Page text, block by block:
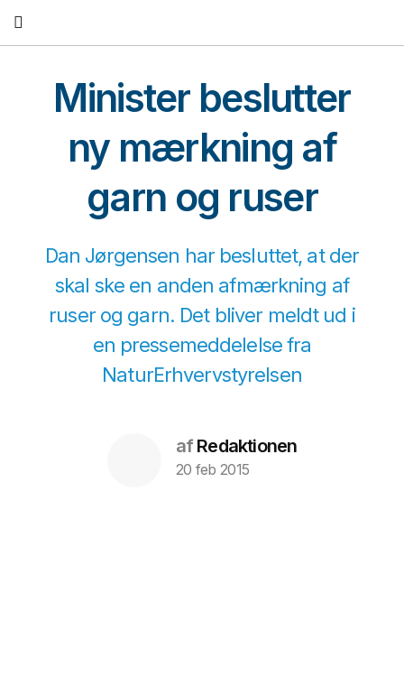
Minister beslutter
ny mærkning af
garn og ruser
Dan Jørgensen har besluttet, at der
skal ske en anden afmærkning af
ruser og garn. Det bliver meldt ud i
en pressemeddelelse fra
NaturErhvervstyrelsen
afRedaktionen
20 feb 2015